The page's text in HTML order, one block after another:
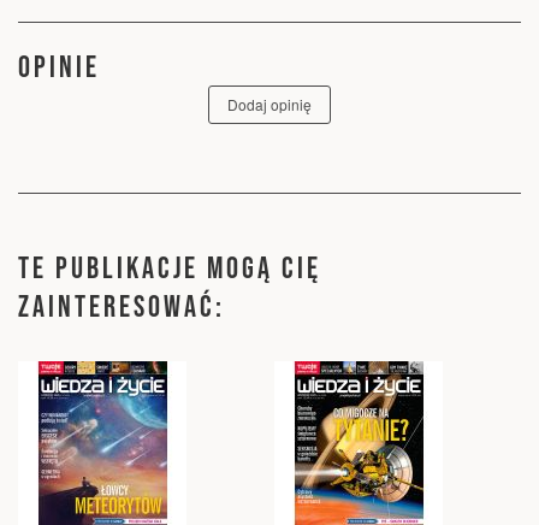
OPINIE
Dodaj opinię
TE PUBLIKACJE MOGĄ CIĘ
ZAINTERESOWAĆ: